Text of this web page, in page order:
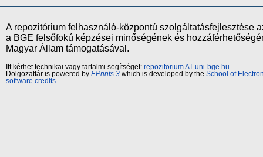
A repozitórium felhasználó-központú szolgáltatásfejlesztése
a BGE felsőfokú képzései minőségének és
Magyar Állam támogatásával.
Itt kérhet technikai vagy tartalmi segítséget: repozitorium AT uni-bge.hu
Dolgozattár is powered by EPrints 3 which is developed by the School of
software credits